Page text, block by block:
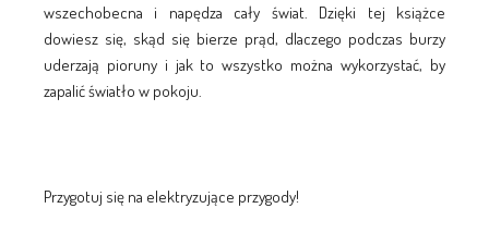
wszechobecna i napędza cały świat. Dzięki tej książce
dowiesz się, skąd się bierze prąd, dlaczego podczas burzy
uderzają pioruny i jak to wszystko można wykorzystać, by
zapalić światło w pokoju.
Przygotuj się na elektryzujące przygody!